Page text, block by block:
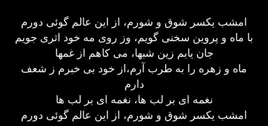
امشب یکسر شوق و شورم، از این عالم گوئی دورم
با ماه و پروین سخنی گویم، وز روی مه خود اثری جویم
جان یابم زین شبها، می کاهم از غمها
ماه و زهره را به طرب آرم،از خود بی خبرم ز شعف
دارم
نغمه ای بر لب ها، نغمه ای بر لب ها
امشب یکسر شوق و شورم، از این عالم گوئی دورم